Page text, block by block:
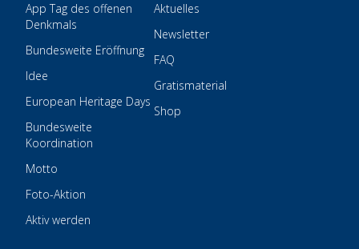
App Tag des offenen
Denkmals
Bundesweite Eröffnung
Idee
European Heritage Days
Bundesweite
Koordination
Motto
Foto-Aktion
Aktiv werden
Aktuelles
Newsletter
FAQ
Gratismaterial
Shop